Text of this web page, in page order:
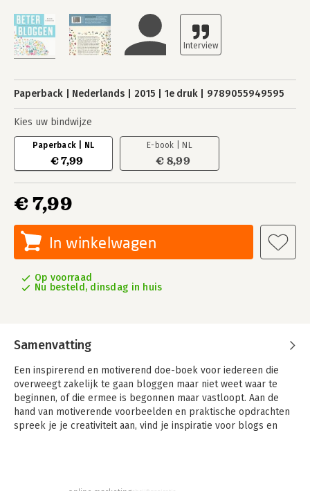
Paperback Nederlands 2015 1e druk 9789055949595
Kies uw bindwijze
Paperback | NL
€ 7,99
E-book | NL
€ 8,99
€ 7,99
In winkelwagen
Op voorraad
Nu besteld, dinsdag in huis
Samenvatting
Een inspirerend en motiverend doe-boek voor iedereen die
overweegt zakelijk te gaan bloggen maar niet weet waar te
beginnen, of die ermee is begonnen maar vastloopt. Aan de
hand van motiverende voorbeelden en praktische opdrachten
spreek je je creativiteit aan, vind je inspiratie voor blogs en